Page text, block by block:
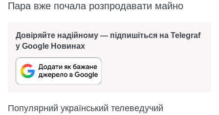
Пара вже почала розпродавати майно
Довіряйте надійному — підпишіться на Telegraf
у Google Новинах
Популярний український телеведучий